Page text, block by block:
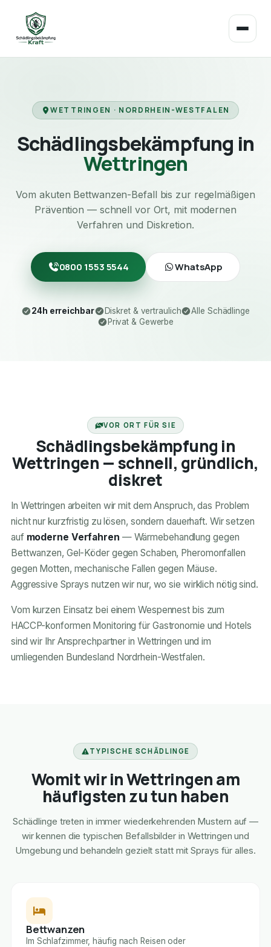
WETTRINGEN · NORDRHEIN-WESTFALEN
Schädlingsbekämpfung in
Wettringen
Vom akuten Bettwanzen-Befall bis zur regelmäßigen
Prävention — schnell vor Ort, mit modernen
Verfahren und Diskretion.
0800 1553 5544 WhatsApp
24h erreichbar Diskret & vertraulich
Alle Schädlinge
Privat & Gewerbe
VOR ORT FÜR SIE
Schädlingsbekämpfung in
Wettringen — schnell, gründlich,
diskret
In Wettringen arbeiten wir mit dem Anspruch, das Problem
nicht nur kurzfristig zu lösen, sondern dauerhaft. Wir setzen
auf moderne Verfahren — Wärmebehandlung gegen
Bettwanzen, Gel-Köder gegen Schaben, Pheromonfallen
gegen Motten, mechanische Fallen gegen Mäuse.
Aggressive Sprays nutzen wir nur, wo sie wirklich nötig sind.
Vom kurzen Einsatz bei einem Wespennest bis zum
HACCP-konformen Monitoring für Gastronomie und Hotels
sind wir Ihr Ansprechpartner in Wettringen und im
umliegenden Bundesland Nordrhein-Westfalen.
TYPISCHE SCHÄDLINGE
Womit wir in Wettringen am
häufigsten zu tun haben
Schädlinge treten in immer wiederkehrenden Mustern auf —
wir kennen die typischen Befallsbilder in Wettringen und
Umgebung und behandeln gezielt statt mit Sprays für alles.
Bettwanzen
Im Schlafzimmer, häufig nach Reisen oder